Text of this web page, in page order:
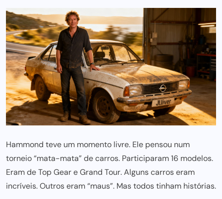
Hammond teve um momento livre. Ele pensou num
torneio “mata-mata” de carros. Participaram 16 modelos.
Eram deTop GeareGrand Tour. Alguns carros eram
incríveis. Outros eram “maus”. Mas todos tinham histórias.